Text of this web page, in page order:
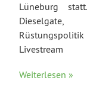
Lüneburg
Dieselgate,
Livestream
Weiterlesen »